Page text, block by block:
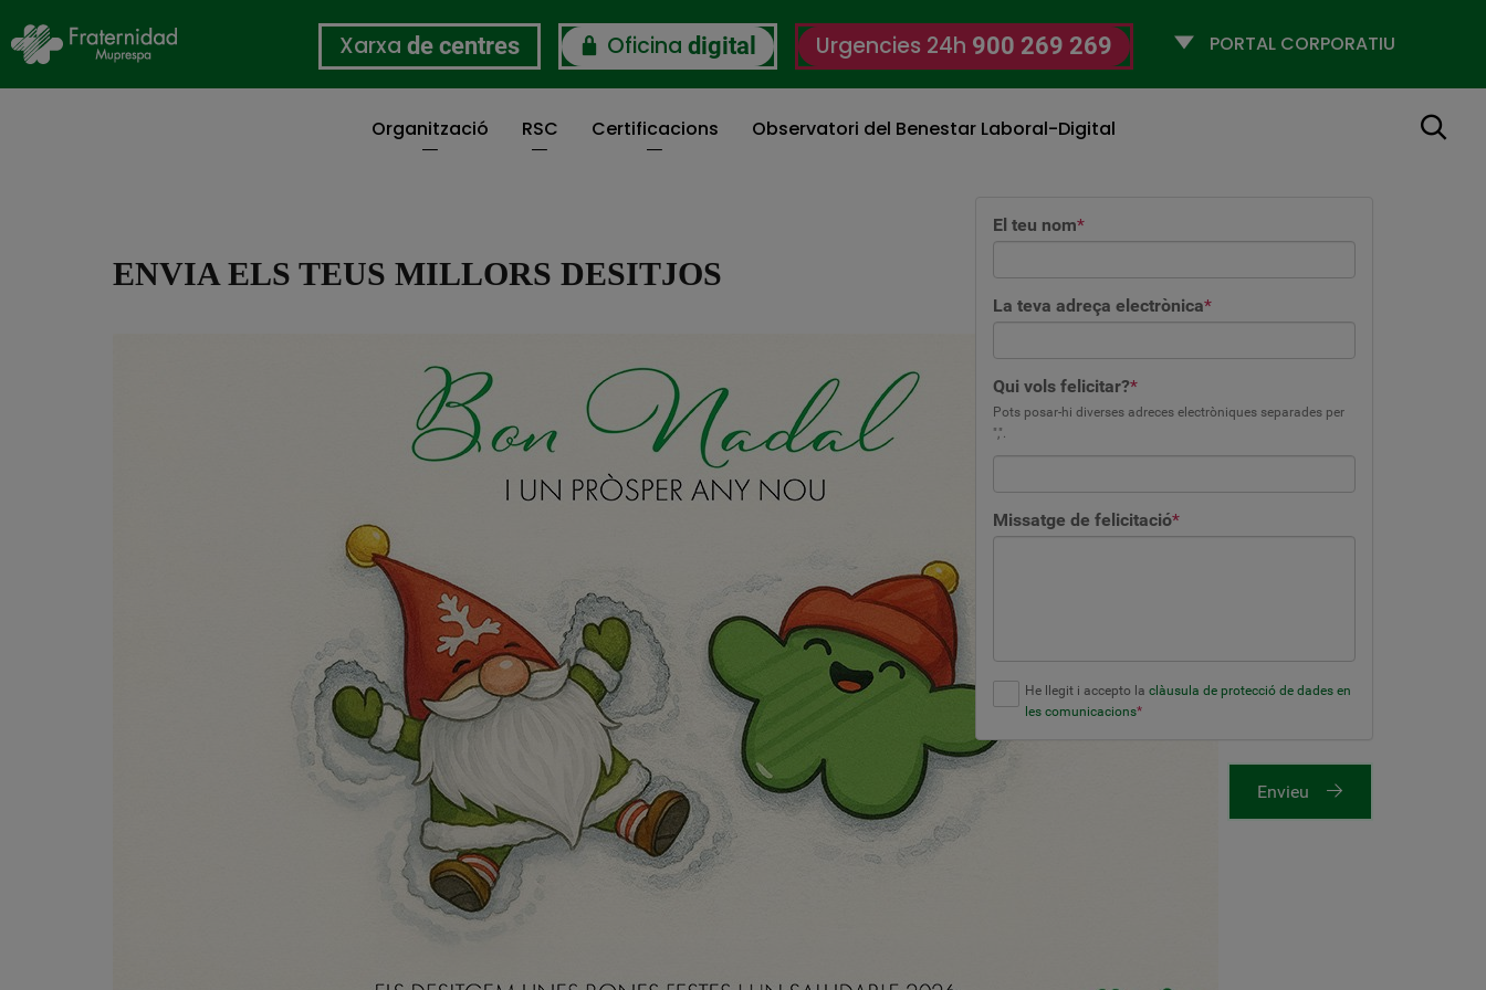
Xarxa de centres Oficina digital Urgencies 24h 900 269 269
Selecciona
Organització RSC Certificacions Observatori del Benestar Laboral-Digital Cerca
ENVIA ELS TEUS MILLORS DESITJOS
El teu nom*
La teva adreça electrònica*
Qui vols felicitar?*
Pots posar-hi diverses adreces electròniques separades per
",".
Missatge de felicitació*
He llegit i accepto la clàusula de protecció de dades en
les comunicacions*
Envieu